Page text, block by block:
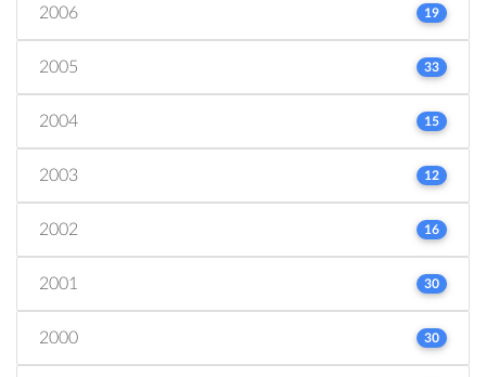
2006 19
2005 33
2004 15
2003 12
2002 16
2001 30
2000 30